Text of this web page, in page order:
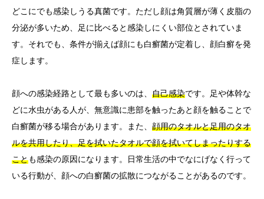
どこにでも感染しうる真菌です。ただし顔は角質層が薄く皮脂の
分泌が多いため、足に比べると感染しにくい部位とされていま
す。それでも、条件が揃えば顔にも白癬菌が定着し、顔白癬を発
症します。
顔への感染経路として最も多いのは、 自己感染です。足や体幹な
どに水虫がある人が、無意識に患部を触ったあと顔を触ることで
白癬菌が移る場合があります。また、 顔用のタオルと足用のタオ
ルを共用したり、足を拭いたタオルで顔を拭いてしまったりする
ことも感染の原因になります。日常生活の中でなにげなく行って
いる行動が、顔への白癬菌の拡散につながることがあるのです。